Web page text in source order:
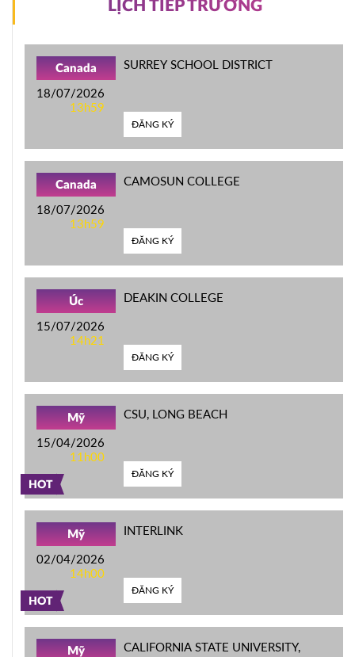
LỊCH TIẾP TRƯỜNG
Canada
18/07/2026
13h59
SURREY SCHOOL DISTRICT
ĐĂNG KÝ
Canada
18/07/2026
13h59
CAMOSUN COLLEGE
ĐĂNG KÝ
Úc
15/07/2026
14h21
DEAKIN COLLEGE
ĐĂNG KÝ
HOT
Mỹ
15/04/2026
11h00
CSU, LONG BEACH
ĐĂNG KÝ
HOT
Mỹ
02/04/2026
14h00
INTERLINK
ĐĂNG KÝ
Mỹ
CALIFORNIA STATE UNIVERSITY,